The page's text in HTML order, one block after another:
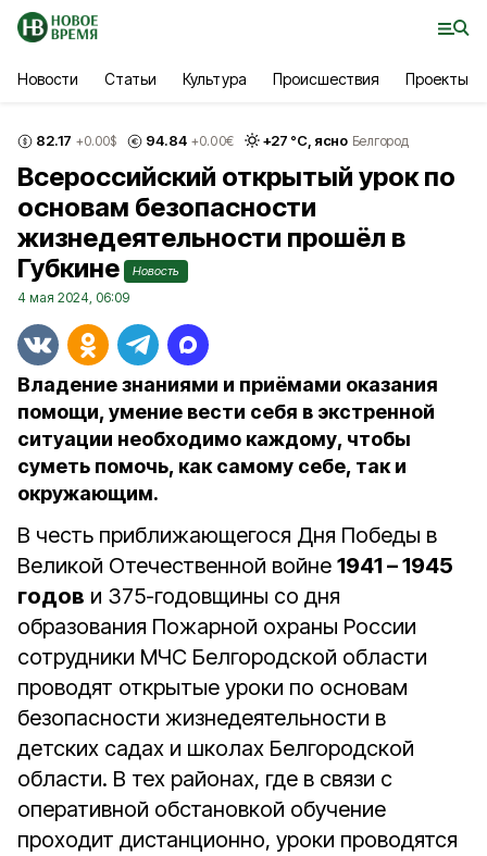
Новости Статьи Культура Происшествия Проекты
82.17 +0.00$ 94.84 +0.00€ +27 °С, ясно Белгород
Всероссийский открытый урок по
основам безопасности
жизнедеятельности прошёл в
Губкине
Новость
4 мая 2024, 06:09
Владение знаниями и приёмами оказания
помощи, умение вести себя в экстренной
ситуации необходимо каждому, чтобы
суметь помочь, как самому себе, так и
окружающим.
В честь приближающегося Дня Победы в
Великой Отечественной войне 1941 – 1945
годов и 375-годовщины со дня
образования Пожарной охраны России
сотрудники МЧС Белгородской области
проводят открытые уроки по основам
безопасности жизнедеятельности в
детских садах и школах Белгородской
области. В тех районах, где в связи с
оперативной обстановкой обучение
проходит дистанционно, уроки проводятся